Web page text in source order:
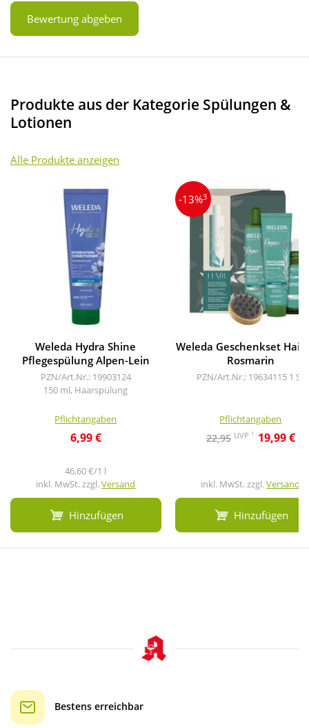
Bewertung abgeben
Produkte aus der Kategorie Spülungen &
Lotionen
Alle Produkte anzeigen
Weleda Hydra Shine
Pflegespülung Alpen-Lein
PZN/Art.Nr.: 19903124
150 ml, Haarspülung
Pflichtangaben
6,99 €
46,60 €/1 l
inkl. MwSt. zzgl.Versand
Hinzufügen
-13%3
Weleda Geschenkset
Rosmarin
PZN/Art.Nr.: 19634115 1 St
Pflichtangaben
22,95 UVP 1 19,99 €
inkl. MwSt. zzgl.Versand
Hinzufügen
Bestens erreichbar